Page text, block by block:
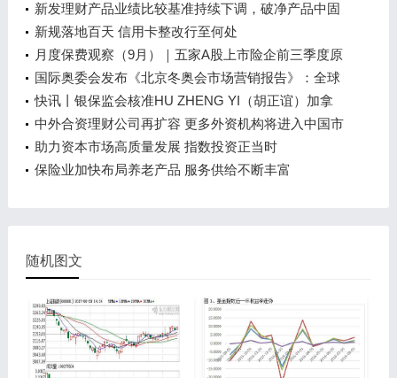
东已增持超7.79亿股
新发理财产品业绩比较基准持续下调，破净产品中固
定收益类占比近7成
新规落地百天 信用卡整改行至何处
月度保费观察（9月）｜五家A股上市险企前三季度原
保费同比增长4.08% 中国人保增幅最高
国际奥委会发布《北京冬奥会市场营销报告》：全球
观众超20亿
快讯丨银保监会核准HU ZHENG YI（胡正谊）加拿
大永明人寿北京代表处首席代表任职资格
中外合资理财公司再扩容 更多外资机构将进入中国市
场
助力资本市场高质量发展 指数投资正当时
保险业加快布局养老产品 服务供给不断丰富
随机图文